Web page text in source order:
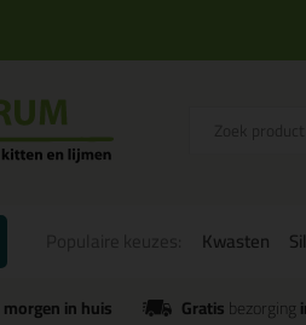
Kwasten
morgen in huis Gratisbezorging